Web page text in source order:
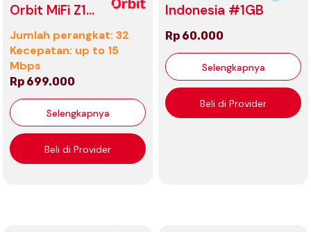
Orbit MiFi Z1
Black
Jumlah perangkat: 32
Kecepatan: up to 15
Mbps
Rp 699.000
Selengkapnya
Beli di Provider
Indonesia #1GB
Rp 60.000
Selengkapnya
Beli di Provider